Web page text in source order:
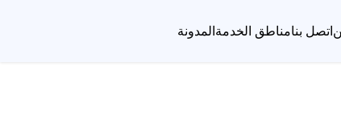
اتصل بنامناطق الخدمةالمدونة